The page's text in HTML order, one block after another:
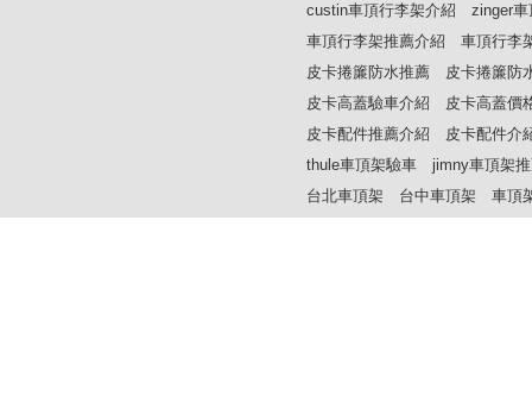
custin車頂行李架介紹
zinger
車頂行李架推薦介紹
車頂行李
皮卡捲簾防水推薦
皮卡捲簾防
皮卡高蓋驗車介紹
皮卡高蓋價
皮卡配件推薦介紹
皮卡配件介
thule車頂架驗車
jimny車頂架
台北車頂架
台中車頂架 車頂